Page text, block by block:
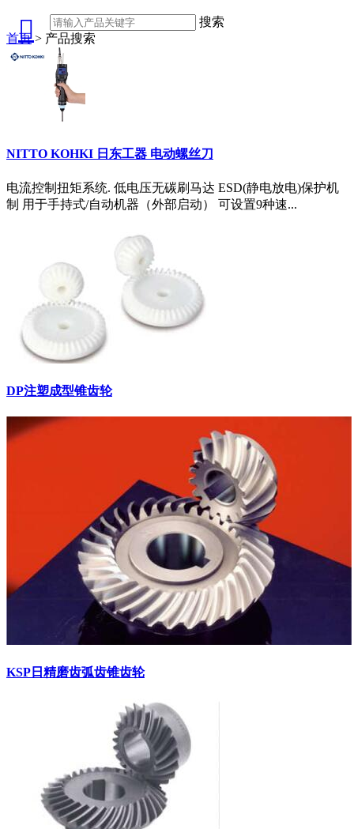

搜索
首页> 产品搜索
NITTO KOHKI 日东工器 电动螺丝刀
电流控制扭矩系统. 低电压无碳刷马达 ESD(静电放电)保护机
制 用于手持式/自动机器（外部启动） 可设置9种速...
DP注塑成型锥齿轮
KSP日精磨齿弧齿锥齿轮